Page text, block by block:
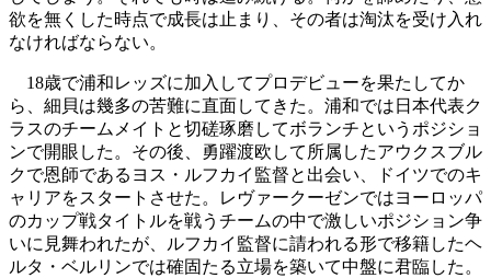
欲を無くした時点で成長は止まり、その者は淘汰を受け入れ
なければならない。
18歳で浦和レッズに加入してプロデビューを果たしてか
ら、細貝は幾多の苦難に直面してきた。浦和では日本代表ク
ラスのチームメイトと切磋琢磨してボランチというポジショ
ンで開眼した。その後、勇躍渡欧して所属したアウクスブル
クで恩師であるヨス・ルフカイ監督と出会い、ドイツでのキ
ャリアをスタートさせた。レヴァークーゼンではヨーロッパ
のカップ戦タイトルを戦うチームの中で激しいポジション争
いに見舞われたが、ルフカイ監督に請われる形で移籍したヘ
ルタ・ベルリンでは確固たる立場を築いて中盤に君臨した。